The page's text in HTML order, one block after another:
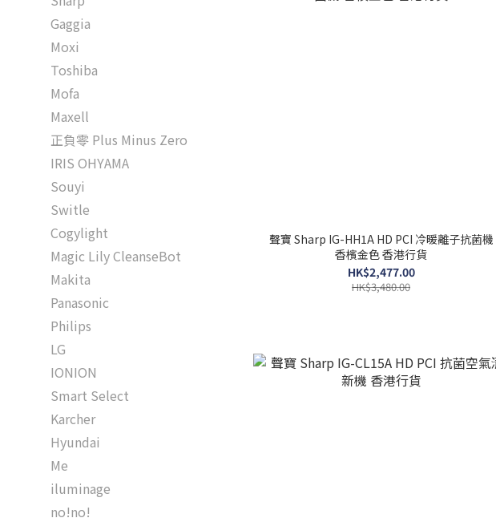
Gaggia
Moxi
Toshiba
Mofa
Maxell
正負零 Plus Minus Zero
IRIS OHYAMA
Souyi
Switle
Cogylight
Magic Lily CleanseBot
Makita
Panasonic
Philips
LG
IONION
Smart Select
Karcher
Hyundai
Me
iluminage
no!no!
聲寶 Sharp IG-HH1A HD PCI 冷暖離子抗菌機
香檳金色 香港行貨
HK$2,477.00
HK$3,480.00